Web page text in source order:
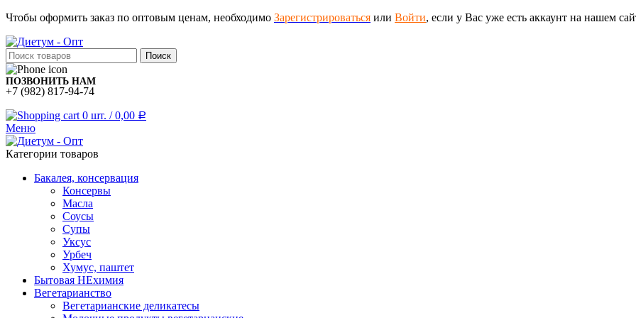
Чтобы оформить заказ по оптовым ценам, необходимо Зарегистрироваться или Войти, если у Вас уже есть аккаунт на нашем
Поиск
ПОЗВОНИТЬ НАМ
+7 (982) 817-94-74
0 шт. / 0,00 Р
Меню
Категории товаров
Бакалея, консервация
Консервы
Масла
Соусы
Супы
Уксус
Урбеч
Хумус, паштет
Бытовая НЕхимия
Вегетарианство
Вегетарианские деликатесы